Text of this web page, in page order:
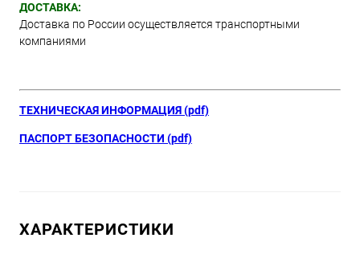
ДОСТАВКА:
Доставка по России осуществляется транспортными
компаниями
ТЕХНИЧЕСКАЯ ИНФОРМАЦИЯ (pdf)
ПАСПОРТ БЕЗОПАСНОСТИ (pdf)
ХАРАКТЕРИСТИКИ